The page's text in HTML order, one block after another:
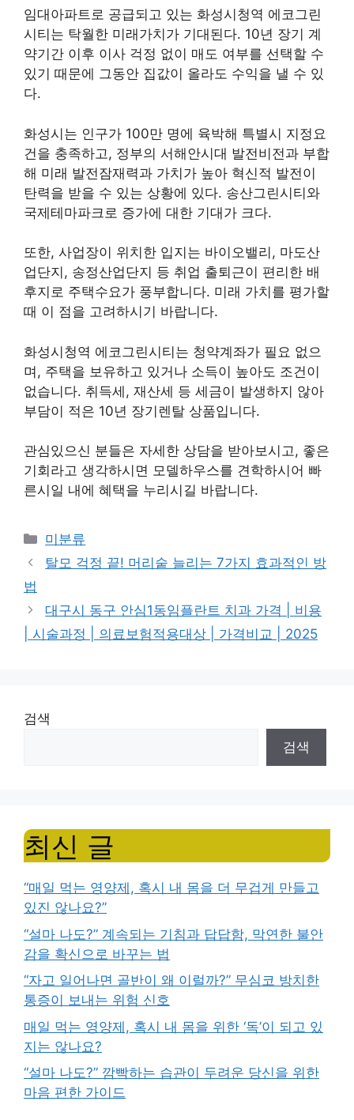
임대아파트로 공급되고 있는 화성시청역 에코그린
시티는 탁월한 미래가치가 기대된다. 10년 장기 계
약기간 이후 이사 걱정 없이 매도 여부를 선택할 수
있기 때문에 그동안 집값이 올라도 수익을 낼 수 있
다.
화성시는 인구가 100만 명에 육박해 특별시 지정요
건을 충족하고, 정부의 서해안시대 발전비전과 부합
해 미래 발전잠재력과 가치가 높아 혁신적 발전이
탄력을 받을 수 있는 상황에 있다. 송산그린시티와
국제테마파크로 증가에 대한 기대가 크다.
또한, 사업장이 위치한 입지는 바이오밸리, 마도산
업단지, 송정산업단지 등 취업 출퇴근이 편리한 배
후지로 주택수요가 풍부합니다. 미래 가치를 평가할
때 이 점을 고려하시기 바랍니다.
화성시청역 에코그린시티는 청약계좌가 필요 없으
며, 주택을 보유하고 있거나 소득이 높아도 조건이
없습니다. 취득세, 재산세 등 세금이 발생하지 않아
부담이 적은 10년 장기렌탈 상품입니다.
관심있으신 분들은 자세한 상담을 받아보시고, 좋은
기회라고 생각하시면 모델하우스를 견학하시어 빠
른시일 내에 혜택을 누리시길 바랍니다.
Categories
미분류
탈모 걱정 끝! 머리숱 늘리는 7가지 효과적인 방
법
대구시 동구 안심1동임플란트 치과 가격 | 비용
| 시술과정 | 의료보험적용대상 | 가격비교 | 2025
검색
검색
최신 글
“매일 먹는 영양제, 혹시 내 몸을 더 무겁게 만들고
있진 않나요?”
“설마 나도?” 계속되는 기침과 답답함, 막연한 불안
감을 확신으로 바꾸는 법
“자고 일어나면 골반이 왜 이럴까?” 무심코 방치한
통증이 보내는 위험 신호
매일 먹는 영양제, 혹시 내 몸을 위한 ‘독’이 되고 있
지는 않나요?
“설마 나도?” 깜빡하는 습관이 두려운 당신을 위한
마음 편한 가이드